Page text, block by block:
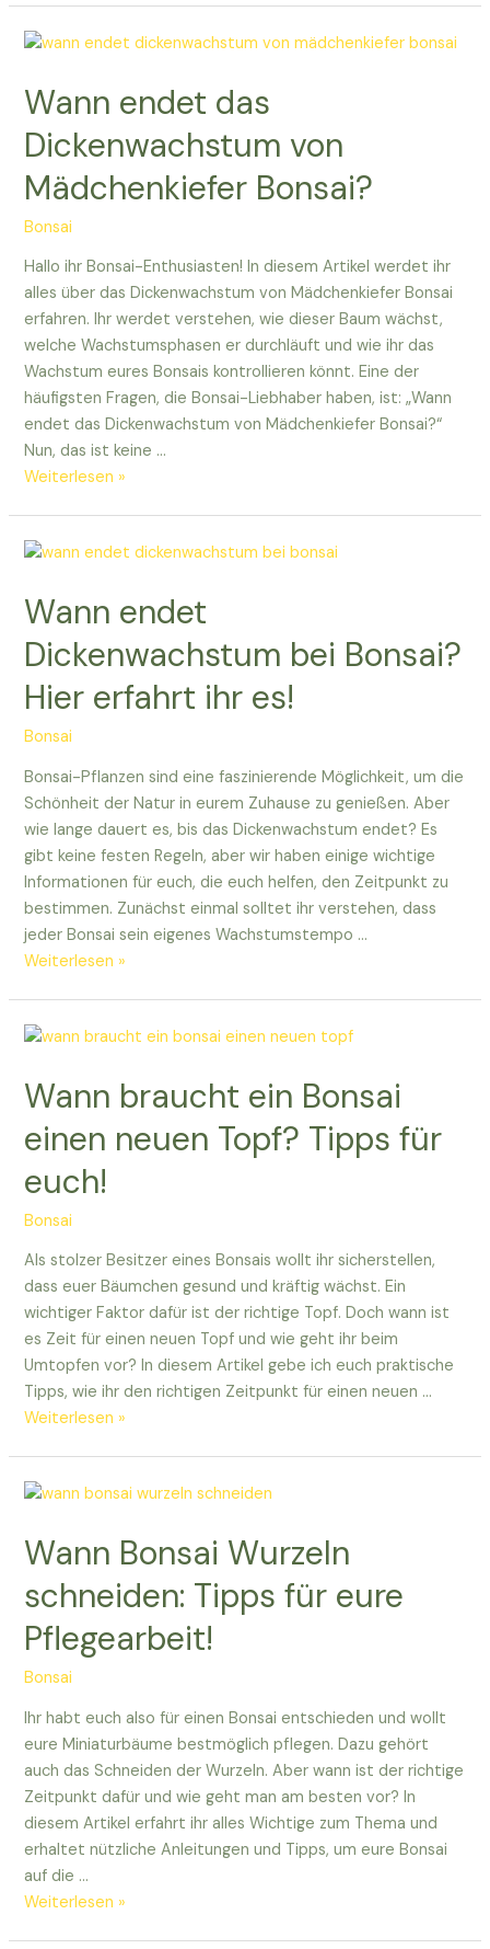
schneiden?
Wann endet das
Dickenwachstum von
Mädchenkiefer Bonsai?
Bonsai
Hallo ihr Bonsai-Enthusiasten! In diesem Artikel werdet ihr
alles über das Dickenwachstum von Mädchenkiefer Bonsai
erfahren. Ihr werdet verstehen, wie dieser Baum wächst,
welche Wachstumsphasen er durchläuft und wie ihr das
Wachstum eures Bonsais kontrollieren könnt. Eine der
häufigsten Fragen, die Bonsai-Liebhaber haben, ist: „Wann
endet das Dickenwachstum von Mädchenkiefer Bonsai?“
Nun, das ist keine …
Wann
Dickenwachstum
Mädchenkiefer
Weiterlesen »
Wann endet
Dickenwachstum bei Bonsai?
Hier erfahrt ihr es!
Bonsai
Bonsai-Pflanzen sind eine faszinierende Möglichkeit, um die
Schönheit der Natur in eurem Zuhause zu genießen. Aber
wie lange dauert es, bis das Dickenwachstum endet? Es
gibt keine festen Regeln, aber wir haben einige wichtige
Informationen für euch, die euch helfen, den Zeitpunkt zu
bestimmen. Zunächst einmal solltet ihr verstehen, dass
jeder Bonsai sein eigenes Wachstumstempo …
Wann
bei
Hier
ihr
es!
Weiterlesen »
Wann braucht ein Bonsai
einen neuen Topf? Tipps für
euch!
Bonsai
Als stolzer Besitzer eines Bonsais wollt ihr sicherstellen,
dass euer Bäumchen gesund und kräftig wächst. Ein
wichtiger Faktor dafür ist der richtige Topf. Doch wann ist
es Zeit für einen neuen Topf und wie geht ihr beim
Umtopfen vor? In diesem Artikel gebe ich euch praktische
Tipps, wie ihr den richtigen Zeitpunkt für einen neuen …
Wann
Bonsai
neuen
Tipps
für
euch!
Weiterlesen »
Wann Bonsai Wurzeln
schneiden: Tipps für eure
Pflegearbeit!
Bonsai
Ihr habt euch also für einen Bonsai entschieden und wollt
eure Miniaturbäume bestmöglich pflegen. Dazu gehört
auch das Schneiden der Wurzeln. Aber wann ist der richtige
Zeitpunkt dafür und wie geht man am besten vor? In
diesem Artikel erfahrt ihr alles Wichtige zum Thema und
erhaltet nützliche Anleitungen und Tipps, um eure Bonsai
auf die …
Wann
Weiterlesen »